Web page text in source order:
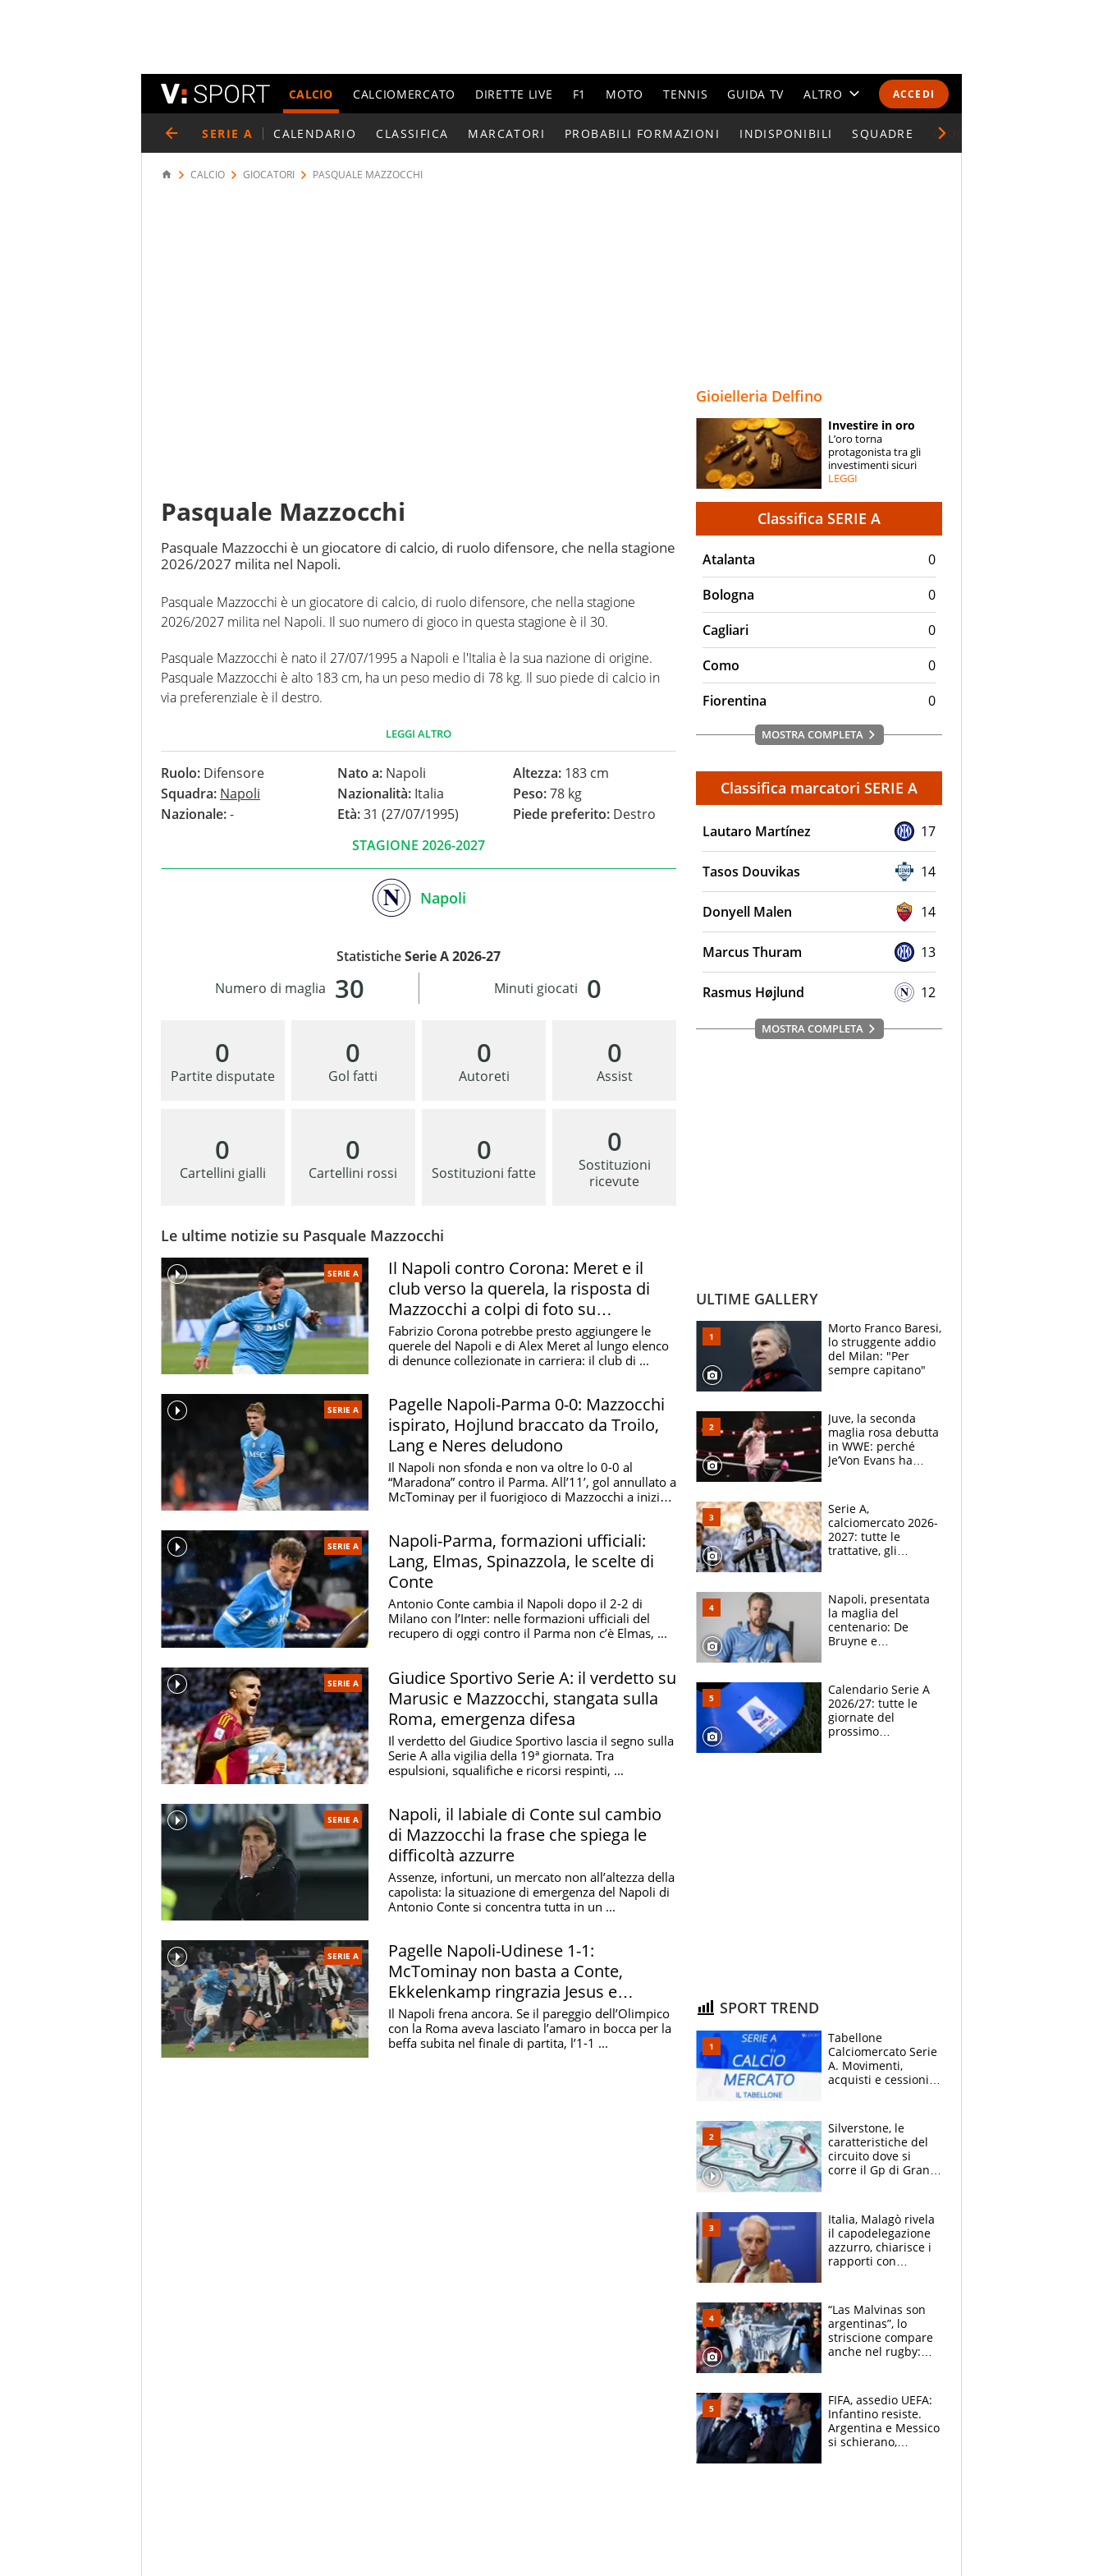
ACCEDI
CALCIO CALCIOMERCATO DIRETTE LIVE F1 MOTO TENNIS GUIDA TV ALTRO
CALENDARI E CLASSIFICHE
ESPERTI
CONTATTI
SERIE A CALENDARIO CLASSIFICA MARCATORI PROBABILI FORMAZIONI INDISPONIBILI SQUADRE GIOCATORI SERIE A
CALCIO GIOCATORI PASQUALE MAZZOCCHI
Pasquale Mazzocchi
Pasquale Mazzocchi è un giocatore di calcio, di ruolo difensore, che nella stagione
2026/2027 milita nel Napoli.
Pasquale Mazzocchi è un giocatore di calcio, di ruolo difensore, che nella stagione
2026/2027 milita nel Napoli. Il suo numero di gioco in questa stagione è il 30.
Pasquale Mazzocchi è nato il 27/07/1995 a Napoli e l'Italia è la sua nazione di origine.
Pasquale Mazzocchi è alto 183 cm, ha un peso medio di 78 kg. Il suo piede di calcio in
via preferenziale è il destro.
In questa stagione ha disputato nel campionato Serie A 0 partite e non ha segnato
nessun gol.
LEGGI ALTRO
Ruolo: Difensore
Squadra: Napoli
Nazionale:-
Nato a:Napoli
Nazionalità:Italia
Età:31 (27/07/1995)
Altezza: 183 cm
Peso:78 kg
Piede preferito: Destro
STAGIONE 2026-2027
Napoli
StatisticheSerie A 2026-27
30
Numero di maglia 0
Minuti giocati
0
Partite disputate
0
Gol fatti
0
Autoreti
0
Assist
0
Cartellini gialli
0
Cartellini rossi
0
Sostituzioni fatte
0
Sostituzioni
ricevute
Le ultime notizie su Pasquale Mazzocchi
SERIE A
Il Napoli contro Corona: Meret e il
club verso la querela, la risposta di
Mazzocchi a colpi di foto su
Instagram
Fabrizio Corona potrebbe presto aggiungere le
querele del Napoli e di Alex Meret al lungo elenco
di denunce collezionate in carriera: il club di ...
SERIE A
Pagelle Napoli-Parma 0-0: Mazzocchi
ispirato, Hojlund braccato da Troilo,
Lang e Neres deludono
Il Napoli non sfonda e non va oltre lo 0-0 al
“Maradona” contro il Parma. All’11’, gol annullato a
McTominay per il fuorigioco di Mazzocchi a inizio
SERIE A
Napoli-Parma, formazioni ufficiali:
Lang, Elmas, Spinazzola, le scelte di
Conte
Antonio Conte cambia il Napoli dopo il 2-2 di
Milano con l’Inter: nelle formazioni ufficiali del
recupero di oggi contro il Parma non c’è Elmas, ...
SERIE A
Giudice Sportivo Serie A: il verdetto su
Marusic e Mazzocchi, stangata sulla
Roma, emergenza difesa
Il verdetto del Giudice Sportivo lascia il segno sulla
Serie A alla vigilia della 19ª giornata. Tra
espulsioni, squalifiche e ricorsi respinti, ...
SERIE A
Napoli, il labiale di Conte sul cambio
di Mazzocchi la frase che spiega le
difficoltà azzurre
Assenze, infortuni, un mercato non all’altezza della
capolista: la situazione di emergenza del Napoli di
Antonio Conte si concentra tutta in un ...
SERIE A
Pagelle Napoli-Udinese 1-1:
McTominay non basta a Conte,
Ekkelenkamp ringrazia Jesus e
Mazzocchi, male Lukaku
Il Napoli frena ancora. Se il pareggio dell’Olimpico
con la Roma aveva lasciato l’amaro in bocca per la
beffa subita nel finale di partita, l’1-1 ...
Gioielleria Delfino
Investire in oro
L’oro torna
protagonista tra gli
investimenti sicuri
LEGGI
Classifica SERIE A
Atalanta
0
Bologna
0
Cagliari
0
Como
0
Fiorentina
0
MOSTRA COMPLETA
Classifica marcatori SERIE A
Lautaro Martínez 17
Tasos Douvikas 14
Donyell Malen 14
Marcus Thuram 13
Rasmus Højlund 12
MOSTRA COMPLETA
ULTIME GALLERY
Morto Franco Baresi,
lo struggente addio
del Milan: "Per
sempre capitano"
Juve, la seconda
maglia rosa debutta
in WWE: perché
Je’Von Evans ha
Serie A,
calciomercato 2026-
2027: tutte le
trattative, gli
colpi delle big
Napoli, presentata
la maglia del
centenario: De
Bruyne e
nuova divisa home
2026-2027
Calendario Serie A
2026/27: tutte le
giornate del
prossimo
SPORT TREND
Tabellone
Calciomercato Serie
A. Movimenti,
acquisti e cessioni:
Silverstone, le
caratteristiche del
circuito dove si
corre il Gp di Gran
Italia, Malagò rivela
il capodelegazione
azzurro, chiarisce i
rapporti con
Infantino
“Las Malvinas son
argentinas”, lo
striscione compare
anche nel rugby:
un caso
FIFA, assedio UEFA:
Infantino resiste.
Argentina e Messico
si schierano,